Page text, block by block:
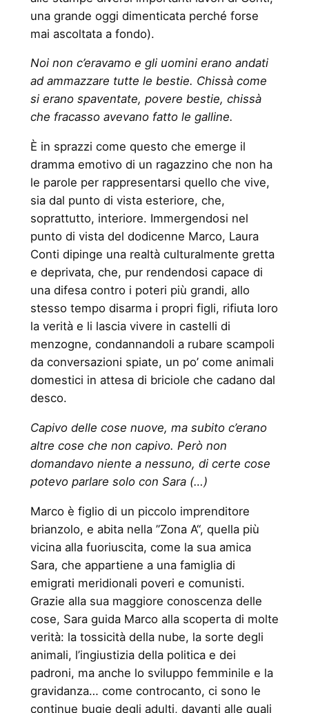
una grande oggi dimenticata perché forse
mai ascoltata a fondo).
Noi non c’eravamo e gli uomini erano andati
ad ammazzare tutte le bestie. Chissà come
si erano spaventate, povere bestie, chissà
che fracasso avevano fatto le galline.
È in sprazzi come questo che emerge il
dramma emotivo di un ragazzino che non ha
le parole per rappresentarsi quello che vive,
sia dal punto di vista esteriore, che,
soprattutto, interiore. Immergendosi nel
punto di vista del dodicenne Marco, Laura
Conti dipinge una realtà culturalmente gretta
e deprivata, che, pur rendendosi capace di
una difesa contro i poteri più grandi, allo
stesso tempo disarma i propri figli, rifiuta loro
la verità e li lascia vivere in castelli di
menzogne, condannandoli a rubare scampoli
da conversazioni spiate, un po’ come animali
domestici in attesa di briciole che cadano dal
desco.
Capivo delle cose nuove, ma subito c’erano
altre cose che non capivo. Però non
domandavo niente a nessuno, di certe cose
potevo parlare solo con Sara (…)
Marco è figlio di un piccolo imprenditore
brianzolo, e abita nella ”Zona A“, quella più
vicina alla fuoriuscita, come la sua amica
Sara, che appartiene a una famiglia di
emigrati meridionali poveri e comunisti.
Grazie alla sua maggiore conoscenza delle
cose, Sara guida Marco alla scoperta di molte
verità: la tossicità della nube, la sorte degli
animali, l’ingiustizia della politica e dei
padroni, ma anche lo sviluppo femminile e la
gravidanza… come controcanto, ci sono le
continue bugie degli adulti, davanti alle quali